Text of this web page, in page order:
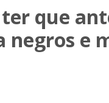
que
negros e